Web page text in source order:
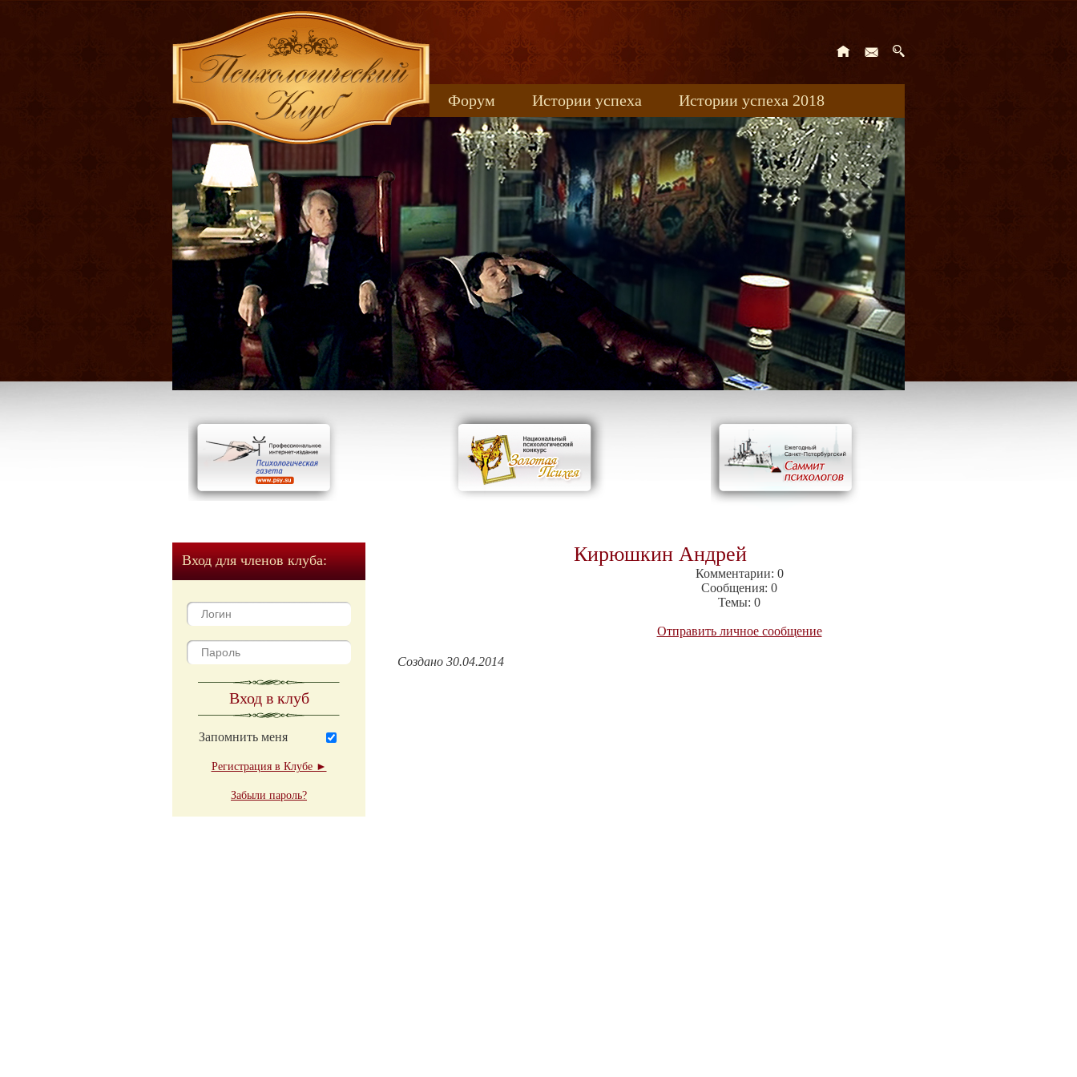
Форум Истории успеха
Истории успеха 2018
Книжные новинки
uspeh_2017
Вход для членов клуба:
Вход в клуб
Запомнить меня
Регистрация в Клубе ►
Забыли пароль?
Кирюшкин Андрей
Комментарии: 0
Сообщения: 0
Темы: 0
Отправить личное сообщение
Создано 30.04.2014